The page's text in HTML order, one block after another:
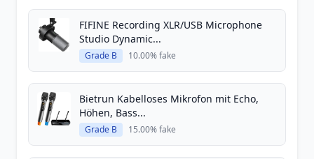
FIFINE Recording XLR/USB Microphone
Studio Dynamic...
Grade B 10.00% fake
Bietrun Kabelloses Mikrofon mit Echo,
Höhen, Bass...
Grade B 15.00% fake